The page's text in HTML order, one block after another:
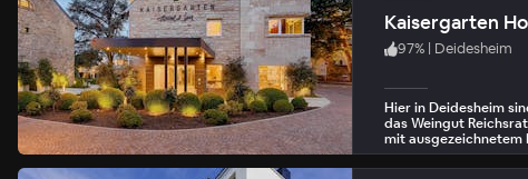
Kaisergarten
97% | Deidesheim
Hier in Deidesheim
das Weingut
mit ausgezeichnetem